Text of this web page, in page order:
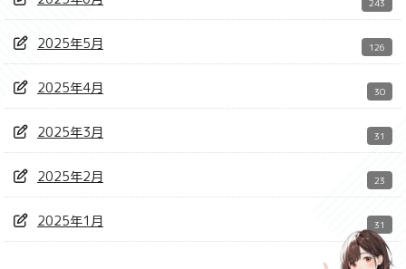
2025年5月 126
2025年4月 30
2025年3月 31
2025年2月 23
2025年1月 31